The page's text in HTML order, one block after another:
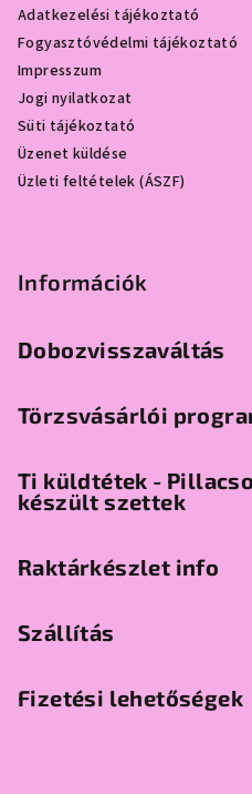
Adatkezelési tájékoztató
Fogyasztóvédelmi tájékoztató
Impresszum
Jogi nyilatkozat
Süti tájékoztató
Üzenet küldése
Üzleti feltételek (ÁSZF)
Információk
Dobozvisszaváltás
Törzsvásárlói
Ti küldtétek -
készült szettek
Raktárkészlet info
Szállítás
Fizetési lehetőségek